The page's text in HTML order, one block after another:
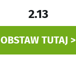
2.13
OBSTAW TUTAJ >